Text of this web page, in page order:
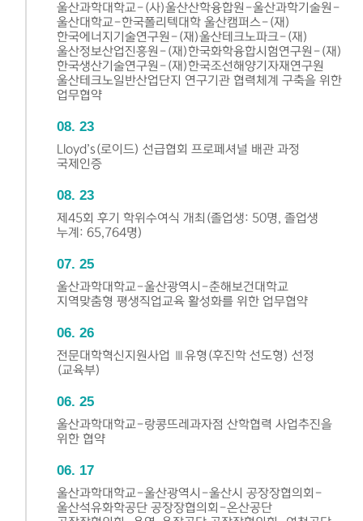
울산과학대학교-(사)울산산학융합원-울산과학기술원-
울산대학교-한국폴리텍대학 울산캠퍼스-(재)
한국에너지기술연구원-(재)울산테크노파크-(재)
울산정보산업진흥원-(재)한국화학융합시험연구원-(재)
한국생산기술연구원-(재)한국조선해양기자재연구원
울산테크노일반산업단지 연구기관 협력체계 구축을 위한
업무협약
08 23
Lloyd’s(로이드) 선급협회 프로페셔널 배관 과정
국제인증
08 23
제45회 후기 학위수여식 개최(졸업생: 50명, 졸업생
누계: 65,764명)
07 25
울산과학대학교-울산광역시-춘해보건대학교
지역맞춤형 평생직업교육 활성화를 위한 업무협약
06 26
전문대학혁신지원사업 Ⅲ유형(후진학 선도형) 선정
(교육부)
06 25
울산과학대학교-랑콩뜨레과자점 산학협력 사업추진을
위한 협약
06 17
울산과학대학교-울산광역시-울산시 공장장협의회-
울산석유화학공단 공장장협의회-온산공단